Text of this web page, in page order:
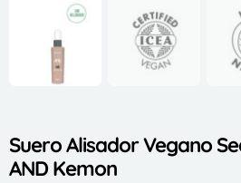
Suero Alisador Vegano
AND Kemon